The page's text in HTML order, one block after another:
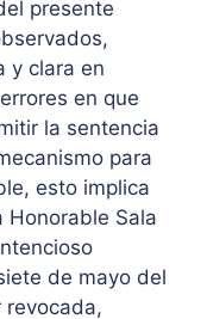
presente
y clara en
en que
la sentencia
para
esto implica
Honorable Sala
de mayo del
revocada,